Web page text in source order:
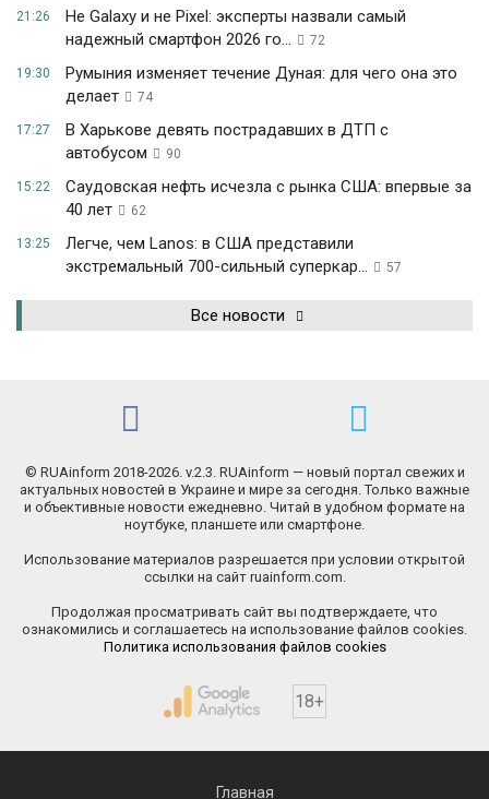
21:26
Не Galaxy и не Pixel: эксперты назвали самый
надежный смартфон 2026 го...
72
19:30
Румыния изменяет течение Дуная: для чего она это
делает
74
17:27
В Харькове девять пострадавших в ДТП с
автобусом
90
15:22
Саудовская нефть исчезла с рынка США: впервые за
40 лет
62
13:25
Легче, чем Lanos: в США представили
экстремальный 700-сильный суперкар...
57
Все новости
© RUAinform 2018-2026. v.2.3. RUAinform — новый портал свежих и
актуальных новостей в Украине и мире за сегодня. Только важные
и объективные новости ежедневно. Читай в удобном формате на
ноутбуке, планшете или смартфоне.
Использование материалов разрешается при условии открытой
ссылки на сайт ruainform.com.
Продолжая просматривать сайт вы подтверждаете, что
ознакомились и соглашаетесь на использование файлов cookies.
Политика использования файлов cookies
18+
Главная